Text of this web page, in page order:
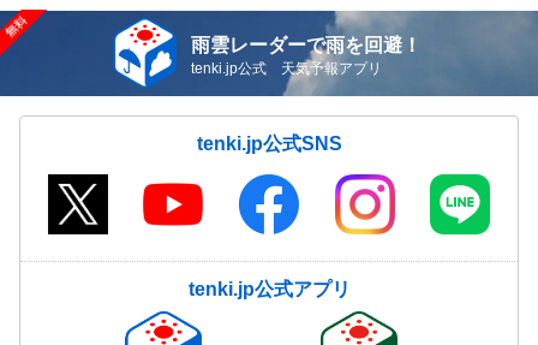
雨雲レーダーで雨を回避！
tenki.jp公式 天気予報アプリ
tenki.jp公式SNS
tenki.jp公式アプリ